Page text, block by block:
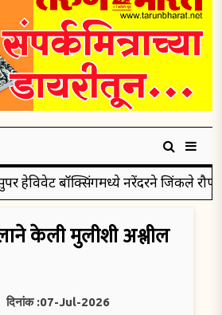
बॉक्सिंगमध्ये नरेंदरने जिंकले रौप्यपदक
केली मुलीशी अश्लील
दिनांक :07-Jul-2026